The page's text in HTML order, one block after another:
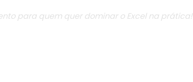
para quem quer dominar o Excel na prática!